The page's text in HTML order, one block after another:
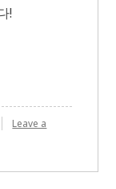
!
Leave a